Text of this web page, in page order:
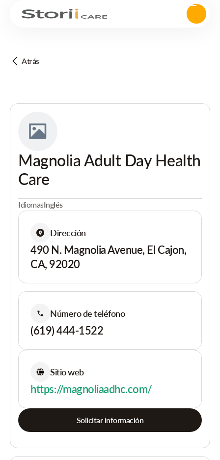
Atrás
Magnolia Adult Day Health
Care
IdiomasInglés
Dirección
490 N. Magnolia Avenue, El Cajon,
CA, 92020
Número de teléfono
(619) 444-1522
Sitio web
https://magnoliaadhc.com/
Solicitar información